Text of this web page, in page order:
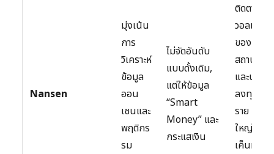
Nansen
มุ่งเน้น
การ
วิเคราะห์
ข้อมูล
ออน
เชนและ
พฤติกร
รม
ไม่จัดอันดับ
แบบดั้งเดิม,
แต่ให้ข้อมูล
“Smart
Money” และ
กระแสเงิน
ติดตาม
วอลเล็ต
ของ
สถาบัน
และนัก
ลงทุน
ราย
ใหญ่, โท
เค็นที่มี